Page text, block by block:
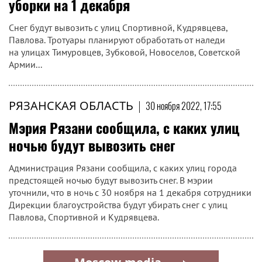
уборки на 1 декабря
Снег будут вывозить с улиц Спортивной, Кудрявцева,
Павлова. Тротуары планируют обработать от наледи
на улицах Тимуровцев, Зубковой, Новоселов, Советской
Армии...
РЯЗАНСКАЯ ОБЛАСТЬ | 30 ноября 2022, 17:55
Мэрия Рязани сообщила, с каких улиц
ночью будут вывозить снег
Администрация Рязани сообщила, с каких улиц города
предстоящей ночью будут вывозить снег. В мэрии
уточнили, что в ночь с 30 ноября на 1 декабря сотрудники
Дирекции благоустройства будут убирать снег с улиц
Павлова, Спортивной и Кудрявцева.